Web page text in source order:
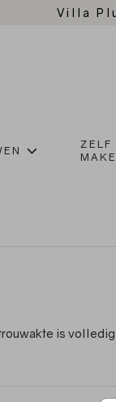
Villa
ZELF
is volledig